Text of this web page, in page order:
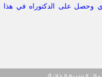
وحصل على الدكتوراه في هذا